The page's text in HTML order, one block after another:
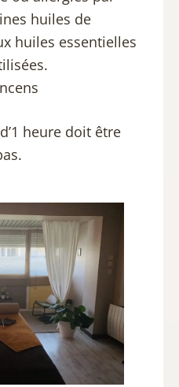
huiles de
huiles essentielles
heure doit être